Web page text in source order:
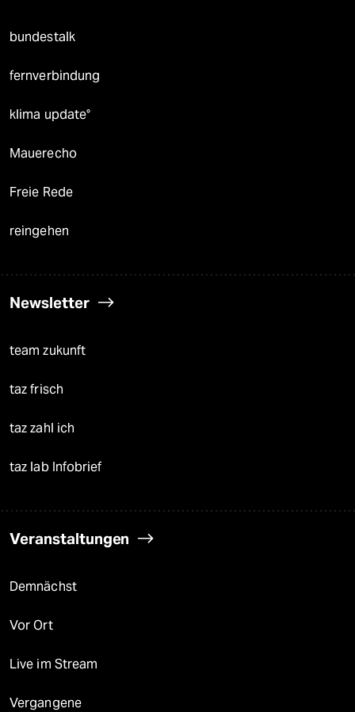
bundestalk
fernverbindung
klima update°
Mauerecho
Freie Rede
reingehen
Newsletter
team zukunft
taz frisch
taz zahl ich
taz lab Infobrief
Veranstaltungen
Demnächst
Vor Ort
Live im Stream
Vergangene